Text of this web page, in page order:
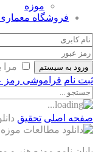
موزه
فروشگاه
ورود به سیستم
مرا
ثبت نام فراموشی رمز
صفحه اصلی تحقیق